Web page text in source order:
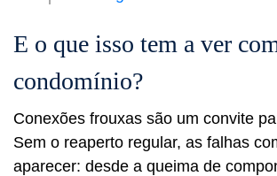
E o que isso tem a ver
condomínio?
Conexões frouxas são um convite
Sem o reaperto regular, as falhas
aparecer: desde a queima de